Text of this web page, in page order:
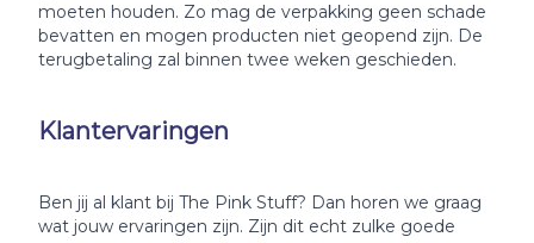
moeten houden. Zo mag de verpakking geen schade
bevatten en mogen producten niet geopend zijn. De
terugbetaling zal binnen twee weken geschieden.
Klantervaringen
Ben jij al klant bij The Pink Stuff? Dan horen we graag
wat jouw ervaringen zijn. Zijn dit echt zulke goede